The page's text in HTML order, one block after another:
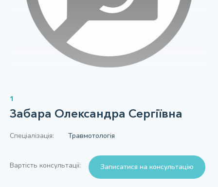
1
Забара Олександра Сергіївна
Спеціалізація: Травмотологія
Вартість консультації: Записатися на консультацію